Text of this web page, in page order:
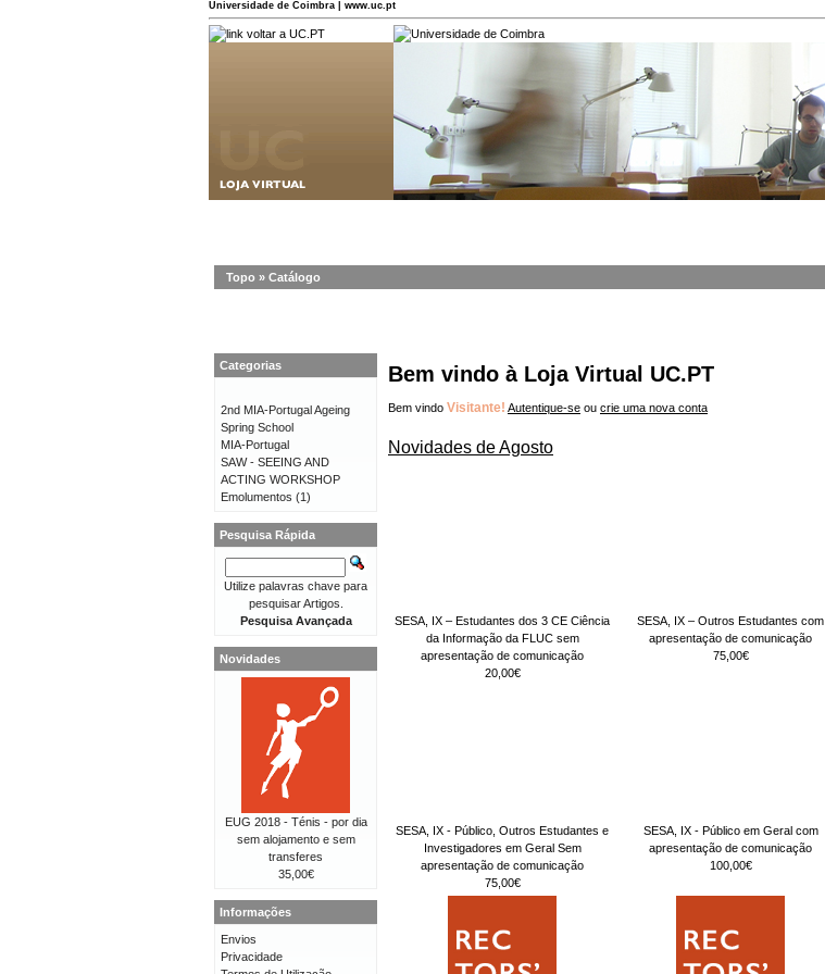
Universidade de Coimbra | www.uc.pt
Topo » Catálogo
Bem vindo à Loja Virtual UC.PT
Bem vindo Visitante! Autentique-se ou crie uma nova conta
Novidades de Agosto
SESA, IX – Estudantes dos 3 CE Ciência
da Informação da FLUC sem
apresentação de comunicação
20,00€
SESA, IX – Outros Estudantes com
apresentação de comunicação
75,00€
SESA, IX - Público, Outros Estudantes e
Investigadores em Geral Sem
apresentação de comunicação
75,00€
SESA, IX - Público em Geral com
apresentação de comunicação
100,00€
Categorias
2nd MIA-Portugal Ageing
Spring School
MIA-Portugal
SAW - SEEING AND
ACTING WORKSHOP
Emolumentos (1)
Pesquisa Rápida
Utilize palavras chave para
pesquisar Artigos.
Pesquisa Avançada
Novidades
EUG 2018 - Ténis - por dia
sem alojamento e sem
transferes
35,00€
Informações
Envios
Privacidade